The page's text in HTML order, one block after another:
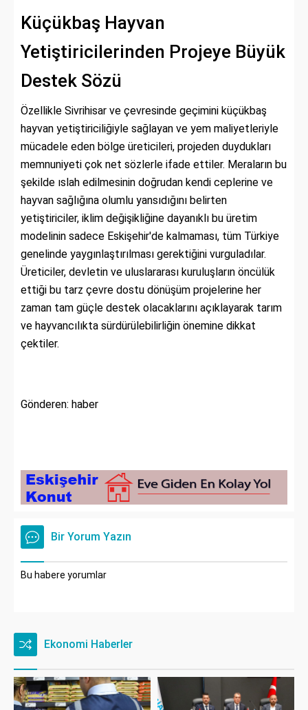
Küçükbaş Hayvan
Yetiştiricilerinden Projeye Büyük
Destek Sözü
Özellikle Sivrihisar ve çevresinde geçimini küçükbaş
hayvan yetiştiriciliğiyle sağlayan ve yem maliyetleriyle
mücadele eden bölge üreticileri, projeden duydukları
memnuniyeti çok net sözlerle ifade ettiler. Meraların bu
şekilde ıslah edilmesinin doğrudan kendi ceplerine ve
hayvan sağlığına olumlu yansıdığını belirten
yetiştiriciler, iklim değişikliğine dayanıklı bu üretim
modelinin sadece Eskişehir'de kalmaması, tüm Türkiye
genelinde yaygınlaştırılması gerektiğini vurguladılar.
Üreticiler, devletin ve uluslararası kuruluşların öncülük
ettiği bu tarz çevre dostu dönüşüm projelerine her
zaman tam güçle destek olacaklarını açıklayarak tarım
ve hayvancılıkta sürdürülebilirliğin önemine dikkat
çektiler.
Gönderen: haber
Bir Yorum Yazın
Bu habere yorumlar
Ekonomi Haberler